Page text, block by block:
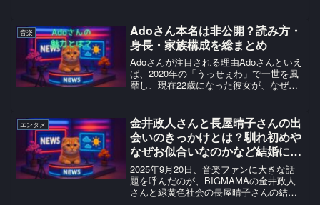
ルイ・ヴィトンのアンバサダーとしてフ
ロントロウに立つ...
音楽
Adoさん本名は非公開？読み方・
身長・家族構成を総まとめ
Adoさんが注目される理由Adoさんといえ
ば、2020年の「うっせぇわ」で一世を風
靡し、現在22歳になった彼女が、なぜ世
る圧倒的な魅力と成功への思考法にある
と思います。...
エンタメ
金井政人さんと長屋晴子さんの出
会いのきっかけとは？馴れ初めや
なぜお似合いなのかなど結婚につ
いて調査！
2025年9月20日、音楽ファンに大きな話
題を呼んだのが、BIGMAMAの金井政人
さんと緑黄色社会の長屋晴子さんの結婚